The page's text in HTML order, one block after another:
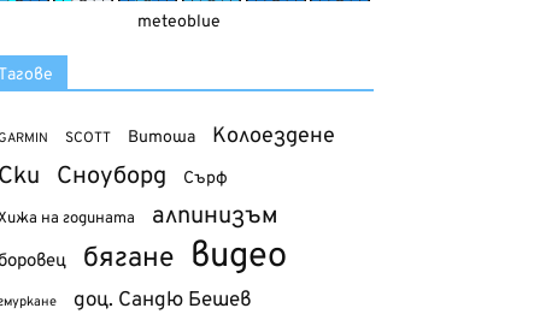
meteoblue
SCOTT Витоша Колоездене
Сноуборд Сърф
на годината алпинизъм
бягане видео
доц. Сандю Бешев